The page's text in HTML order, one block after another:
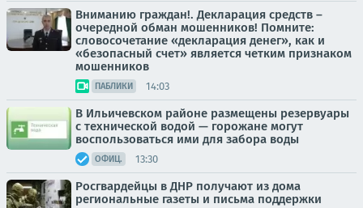
Вниманию граждан!. Декларация средств –
очередной обман мошенников! Помните:
словосочетание «декларация денег», как и
«безопасный счет» является четким признаком
мошенников
ПАБЛИКИ 14:03
В Ильичевском районе размещены резервуары
с технической водой — горожане могут
воспользоваться ими для забора воды
ОФИЦ. 13:30
Росгвардейцы в ДНР получают из дома
региональные газеты и письма поддержки